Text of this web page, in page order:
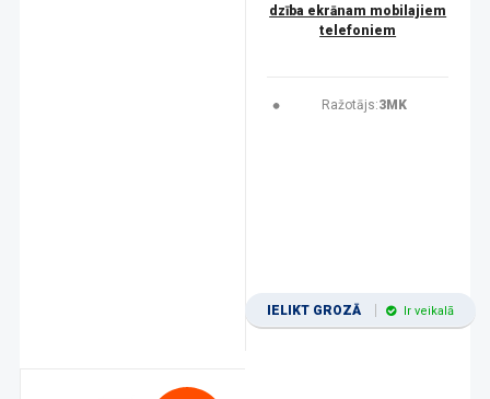
dzība ekrānam mobilajiem
telefoniem
Ražotājs:3MK
IELIKT GROZĀ Ir veikalā